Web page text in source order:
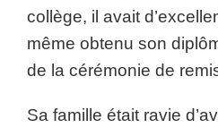
collège, il avait
même obtenu son
de la cérémonie de
Sa famille était ravie